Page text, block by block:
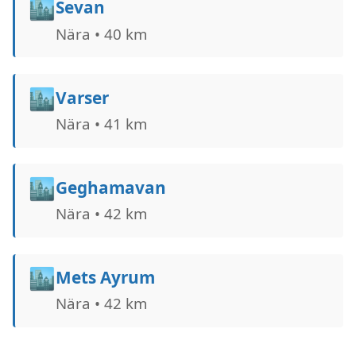
🏙️Sevan
Nära • 40 km
🏙️Varser
Nära • 41 km
🏙️Geghamavan
Nära • 42 km
🏙️Mets Ayrum
Nära • 42 km